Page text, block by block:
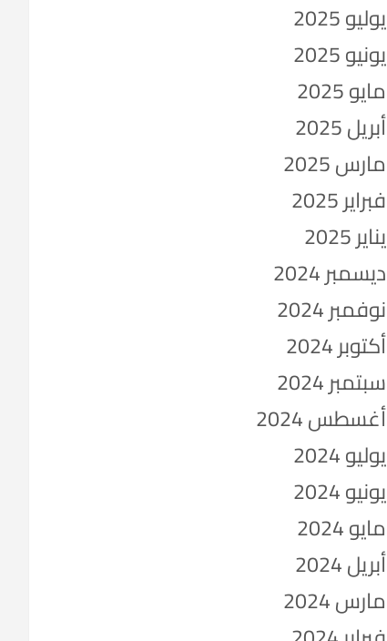
يوليو 2025
يونيو 2025
مايو 2025
أبريل 2025
مارس 2025
فبراير 2025
يناير 2025
ديسمبر 2024
نوفمبر 2024
أكتوبر 2024
سبتمبر 2024
أغسطس 2024
يوليو 2024
يونيو 2024
مايو 2024
أبريل 2024
مارس 2024